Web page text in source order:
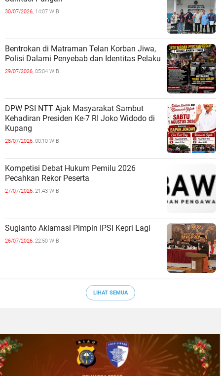
30/07/2026, 14:07 WIB
Bentrokan di Matraman Telan Korban Jiwa,
Polisi Dalami Penyebab dan Identitas Pelaku
29/07/2026, 05:04 WIB
DPW PSI NTT Ajak Masyarakat Sambut
Kehadiran Presiden Ke-7 RI Joko Widodo di
Kupang
28/07/2026, 00:10 WIB
Kompetisi Debat Hukum Pemilu 2026
Pecahkan Rekor Peserta
27/07/2026, 21:43 WIB
Sugianto Aklamasi Pimpin IPSI Kepri Lagi
26/07/2026, 22:50 WIB
LIHAT SEMUA